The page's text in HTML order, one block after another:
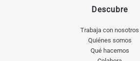
Descubre
Trabaja con nosotros
Quiénes somos
Qué hacemos